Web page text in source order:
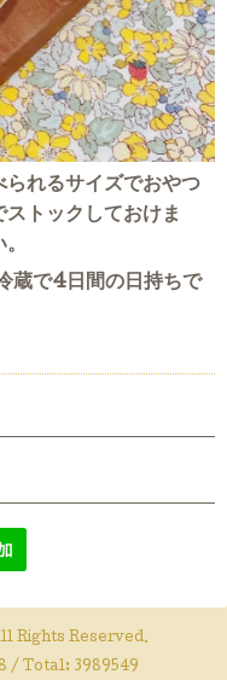
られるサイズでおやつ
トックしておけま
蔵で4日間の日持ちで
Rights Reserved.
/ Total: 3989549